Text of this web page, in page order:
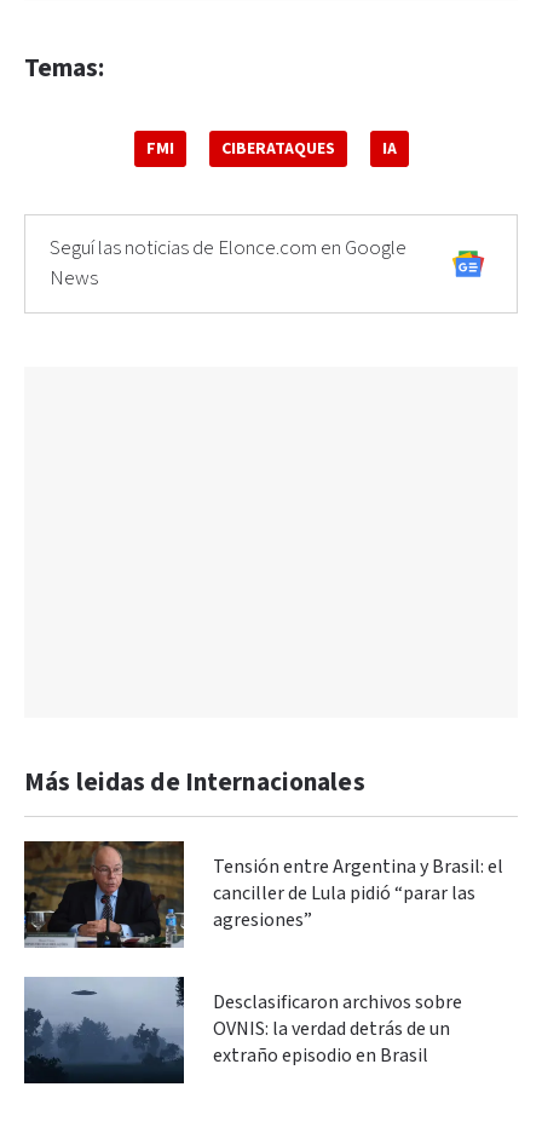
Temas:
FMI CIBERATAQUES IA
Seguí las noticias de Elonce.com en Google
News
Más leidas de Internacionales
Tensión entre Argentina y Brasil: el
canciller de Lula pidió “parar las
agresiones”
Desclasificaron archivos sobre
OVNIS: la verdad detrás de un
extraño episodio en Brasil